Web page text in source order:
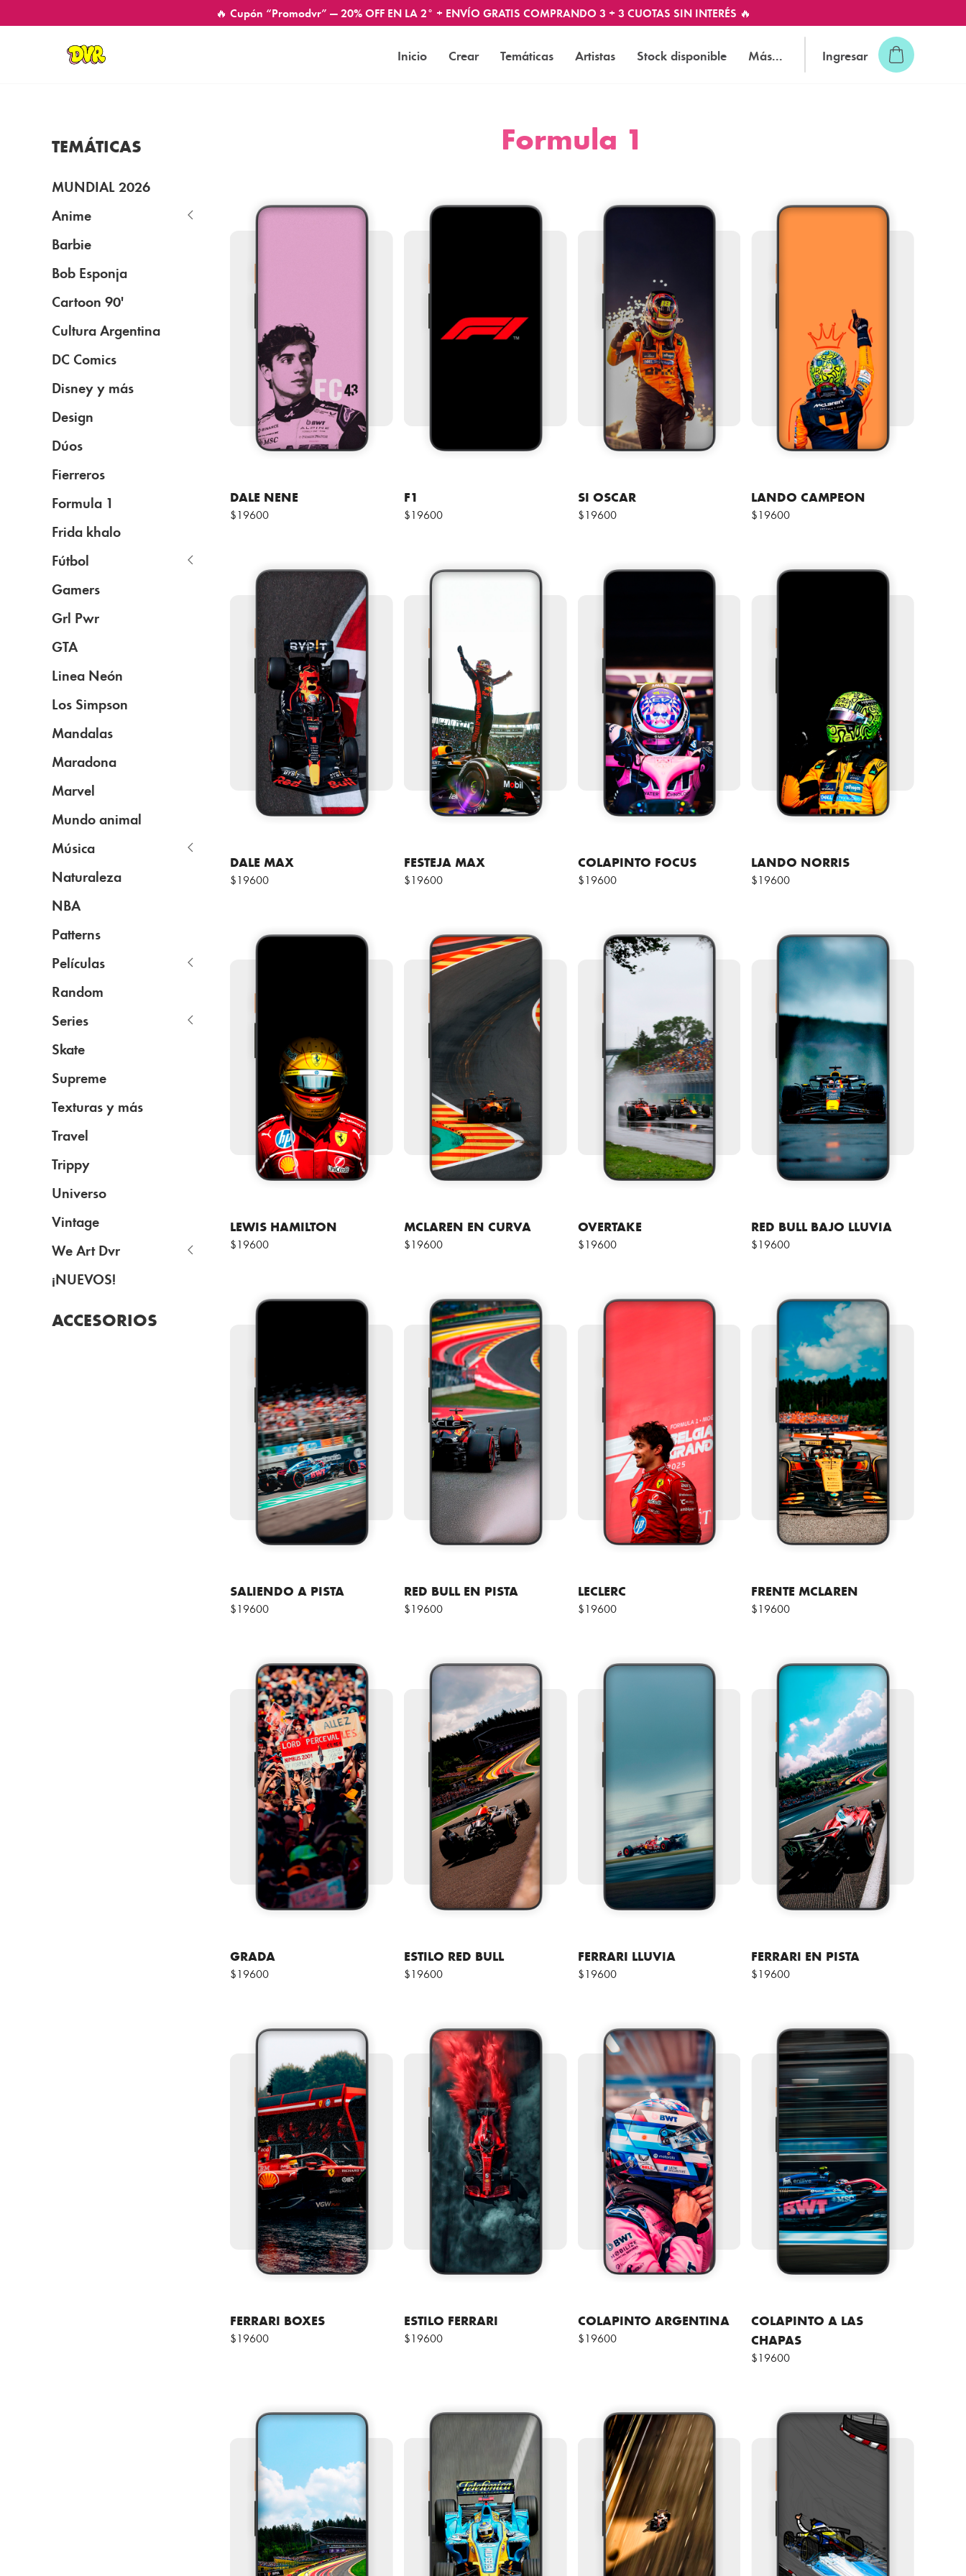
🔥 Cupón “Promodvr” — 20% OFF EN LA 2° + ENVÍO GRATIS COMPRANDO 3 + 3 CUOTAS SIN INTERÉS 🔥
Inicio Crear Temáticas Artistas Stock disponible Más... Ingresar
Formula 1
DALE NENE
$19600
F1
$19600
SI OSCAR
$19600
LANDO CAMPEON
$19600
DALE MAX
$19600
FESTEJA MAX
$19600
COLAPINTO FOCUS
$19600
LANDO NORRIS
$19600
LEWIS HAMILTON
$19600
MCLAREN EN CURVA
$19600
OVERTAKE
$19600
RED BULL BAJO LLUVIA
$19600
SALIENDO A PISTA
$19600
RED BULL EN PISTA
$19600
LECLERC
$19600
FRENTE MCLAREN
$19600
GRADA
$19600
ESTILO RED BULL
$19600
FERRARI LLUVIA
$19600
FERRARI EN PISTA
$19600
FERRARI BOXES
$19600
ESTILO FERRARI
$19600
COLAPINTO ARGENTINA
$19600
COLAPINTO A LAS
CHAPAS
$19600
TEMÁTICAS
MUNDIAL 2026
Anime
Barbie
Bob Esponja
Cartoon 90'
Cultura Argentina
DC Comics
Disney y más
Design
Dúos
Fierreros
Formula 1
Frida khalo
Fútbol
Gamers
Grl Pwr
GTA
Linea Neón
Los Simpson
Mandalas
Maradona
Marvel
Mundo animal
Música
Naturaleza
NBA
Patterns
Películas
Random
Series
Skate
Supreme
Texturas y más
Travel
Trippy
Universo
Vintage
We Art Dvr
¡NUEVOS!
ACCESORIOS